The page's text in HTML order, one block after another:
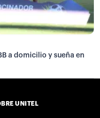
a domicilio y sueña en
UNITEL